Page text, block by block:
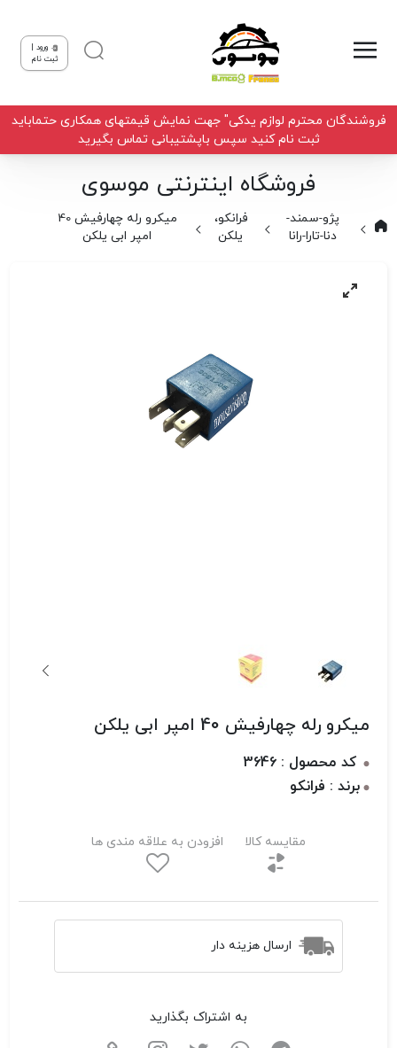
ورود |
ثبت نام
فروشندگان محترم لوازم یدکی" جهت نمایش قیمتهای همکاری حتماباید
ثبت نام کنید سپس باپشتیبانی تماس بگیرید
فروشگاه اینترنتی موسوی
پژو-سمند-
دنا-تارا-رانا
فرانکو،
یلکن
میکرو رله چهارفیش 40
امپر ابی یلکن
میکرو رله چهارفیش 40 امپر ابی یلکن
کد محصول : 3646
برند : فرانکو
مقایسه کالا افزودن به علاقه مندی ها
ارسال هزینه دار
به اشتراک بگذارید